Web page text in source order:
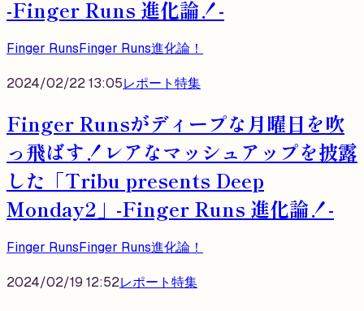
-Finger Runs 進化論！-
Finger RunsFinger Runs進化論！
2024/02/22 13:05レポート特集
Finger Runsがディープな月曜日を吹
っ飛ばす！レアなマッシュアップを披露
した「Tribu presents Deep
Monday2」-Finger Runs 進化論！-
Finger RunsFinger Runs進化論！
2024/02/19 12:52レポート特集